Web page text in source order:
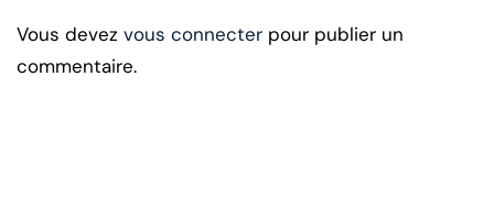
Vous devez vous connecter pour publier un
commentaire.